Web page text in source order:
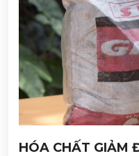
HÓA CHẤT GIẢM